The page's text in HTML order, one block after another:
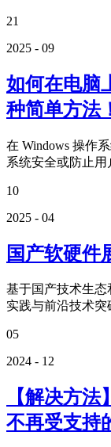
21
2025 - 09
如何在电脑
种简单方法
在 Windows 操作
系统安全或防止
10
2025 - 04
国产软硬件
基于国产技术生
实践与前沿技术
05
2024 - 12
【解决方
不再受支持